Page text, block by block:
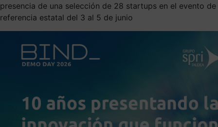
presencia de una selección de 28 startups en el evento de
referencia estatal del 3 al 5 de junio